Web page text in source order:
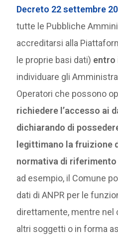
Decreto 22 settembre
tutte le Pubbliche
accreditarsi alla
le proprie basi dati) entro
individuare gli
Operatori che possono
richiedere l’accesso ai
dichiarando di
legittimano la fruizione
normativa di
ad esempio, il Comune
dati di ANPR per le
direttamente, mentre nel
altri soggetti o in forma